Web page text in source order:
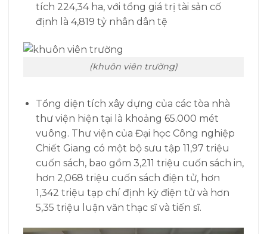
tích 224,34 ha, với tổng giá trị tài sản cố
định là 4,819 tỷ nhân dân tệ
(khuôn viên trường)
Tổng diện tích xây dựng của các tòa nhà
thư viện hiện tại là khoảng 65.000 mét
vuông. Thư viện của Đại học Công nghiệp
Chiết Giang có một bộ sưu tập 11,97 triệu
cuốn sách, bao gồm 3,211 triệu cuốn sách in,
hơn 2,068 triệu cuốn sách điện tử, hơn
1,342 triệu tạp chí định kỳ điện tử và hơn
5,35 triệu luận văn thạc sĩ và tiến sĩ.